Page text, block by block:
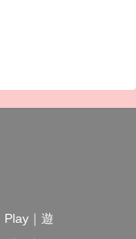
Play｜遊